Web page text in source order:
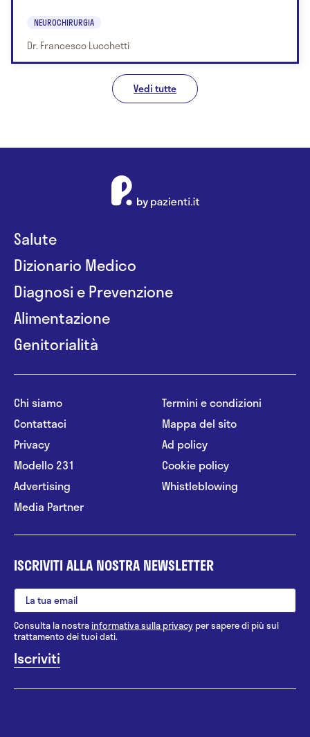
NEUROCHIRURGIA
Dr. Francesco Lucchetti
Vedi tutte
Salute
Dizionario Medico
Diagnosi e Prevenzione
Alimentazione
Genitorialità
Chi siamo
Contattaci
Privacy
Modello 231
Advertising
Media Partner
Termini e condizioni
Mappa del sito
Ad policy
Cookie policy
Whistleblowing
ISCRIVITI ALLA NOSTRA NEWSLETTER
Consulta la nostrainformativa sulla privacy per sapere di più sul
trattamento dei tuoi dati.